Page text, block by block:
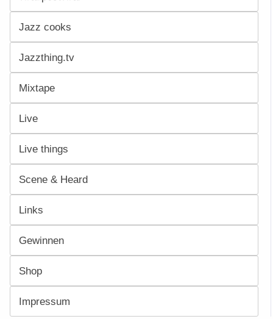
Jazz cooks
Jazzthing.tv
Mixtape
Live
Live things
Scene & Heard
Links
Gewinnen
Shop
Impressum